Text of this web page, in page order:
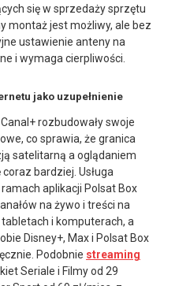
się w sprzedaży sprzętu
montaż jest możliwy, ale bez
ustawienie anteny na
i wymaga cierpliwości.
jako uzupełnienie
rozbudowały swoje
co sprawia, że granica
satelitarną a oglądaniem
bardziej. Usługa
aplikacji Polsat Box
na żywo i treści na
i komputerach, a
Disney+, Max i Polsat Box
Podobnie streaming
Seriale i Filmy od 29